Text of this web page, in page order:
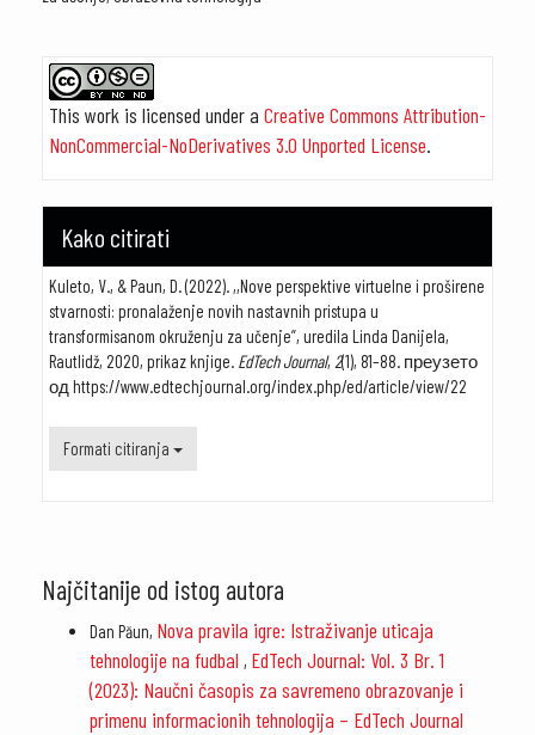
This work is licensed under a Creative Commons Attribution-
NonCommercial-NoDerivatives 3.0 Unported License.
Kako citirati
Kuleto, V., & Paun, D. (2022). ,,Nove perspektive virtuelne i proširene
stvarnosti: pronalaženje novih nastavnih pristupa u
transformisanom okruženju za učenje”, uredila Linda Danijela,
Rautlidž, 2020, prikaz knjige. EdTech Journal, 2(1), 81–88. преузето
од https://www.edtechjournal.org/index.php/ed/article/view/22
Formati citiranja
Najčitanije od istog autora
Dan Păun, Nova pravila igre: Istraživanje uticaja
tehnologije na fudbal , EdTech Journal: Vol. 3 Br. 1
(2023): Naučni časopis za savremeno obrazovanje i
primenu informacionih tehnologija – EdTech Journal